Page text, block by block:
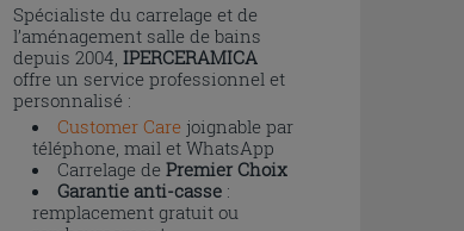
Spécialiste du carrelage et de
l’aménagement salle de bains
depuis 2004, IPERCERAMICA
offre un service professionnel et
personnalisé :
Customer Carejoignable par
téléphone, mail et WhatsApp
Carrelage de Premier Choix
Garantie anti-casse:
remplacement gratuit ou